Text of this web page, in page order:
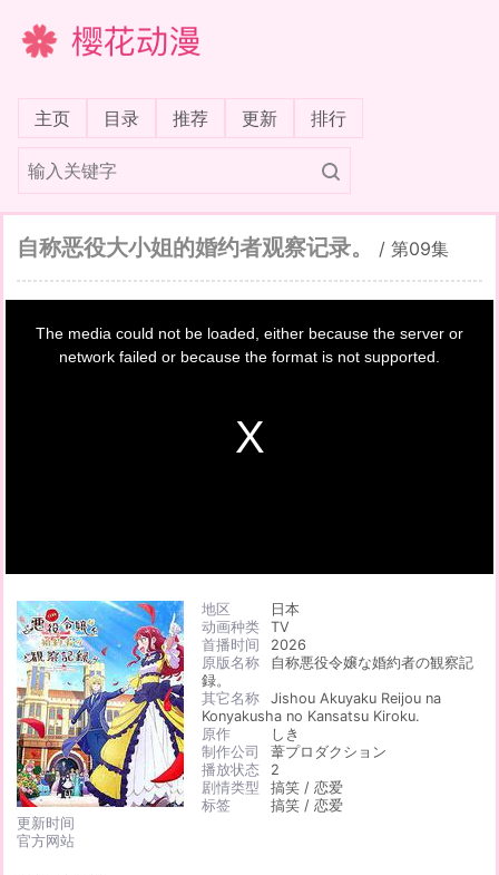
樱花动漫
主页(current)
目录 推荐 更新 排行
自称恶役大小姐的婚约者观察记录。 / 第09集
地区
日本
动画种类
TV
首播时间
2026
原版名称
自称悪役令嬢な婚約者の観察記
録。
其它名称
Jishou Akuyaku Reijou na
Konyakusha no Kansatsu Kiroku.
原作
しき
制作公司
葦プロダクション
播放状态
2
剧情类型
搞笑 / 恋爱
标签
搞笑 / 恋爱
更新时间
官方网站